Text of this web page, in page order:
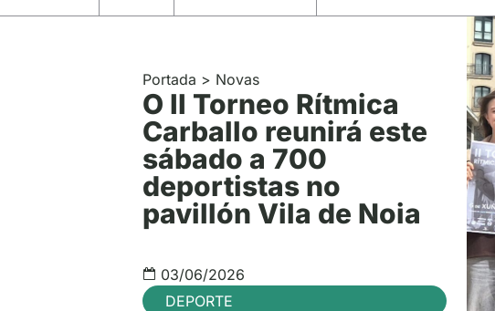
Portada > Novas
O II Torneo Rítmica
Carballo reunirá este
sábado a 700
deportistas no
pavillón Vila de Noia
03/06/2026
DEPORTE